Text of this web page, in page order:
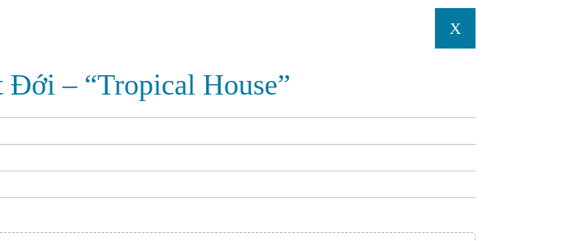
X
Đới – “Tropical House”